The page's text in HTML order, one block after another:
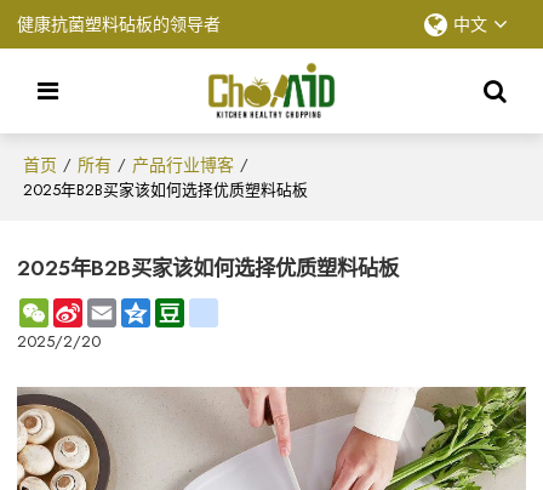
健康抗菌塑料砧板的领导者 中文
首页 / 所有 / 产品行业博客 /
2025年B2B买家该如何选择优质塑料砧板
2025年B2B买家该如何选择优质塑料砧板
WeChat
Sina
Weibo
Email Qzone
2025/2/20